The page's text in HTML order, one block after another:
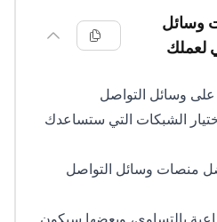
وسائل
لعملك
على وسائل التواصل
الشبكات التي ستساعدك
منصات وسائل التواصل
بالتساوي، وبعضها سيكون